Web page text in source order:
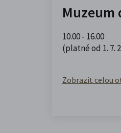
Muzeum
10.00 - 16.00
(platné od 1. 7.
Zobrazit celou